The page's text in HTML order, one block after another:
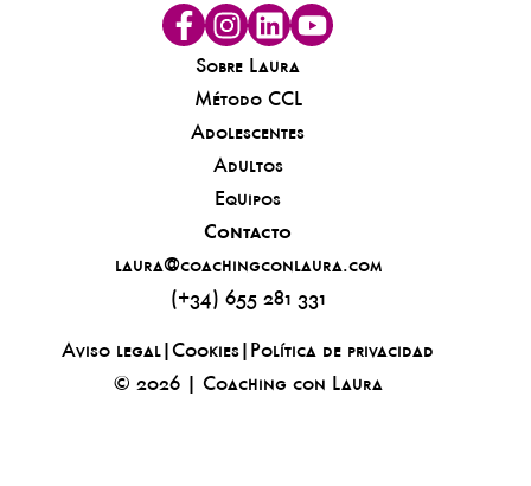
Sobre Laura
Método CCL
Adolescentes
Adultos
Equipos
Contacto
laura@coachingconlaura.com
(+34) 655 281 331
© 2026 | Coaching con Laura
Aviso legal |Cookies Política de privacidad